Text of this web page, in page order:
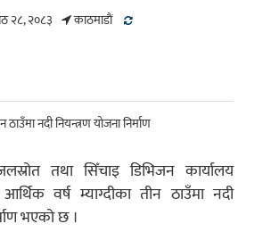
२८, २०८३ काठमाडाैं
तथा सिँचाइ डिभिजन कार्यालय
आर्थिक वर्ष म्याग्दीका तीन ठाउँमा नदी
भएको छ ।